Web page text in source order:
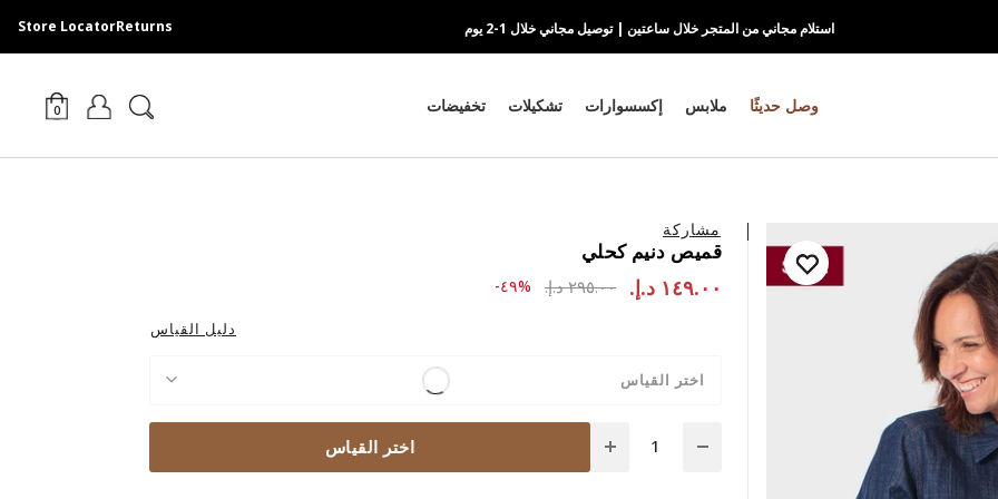
استلام مجاني من المتجر خلال ساعتين | توصيل مجاني خلال 1-2 يوم Returns
Store Locator
وصل حديثًا ملابس إكسسوارات تشكيلات تخفيضات 0
مشاركة
قميص دنيم كحلي
١٤٩.٠٠ د.إ.‏ Price reduced from
٢٩٥.٠٠ د.إ.‏ to ١٤٩.٠٠ د.إ.‏%٤٩-
دليل القياس
اختر القياس
اختر القياس